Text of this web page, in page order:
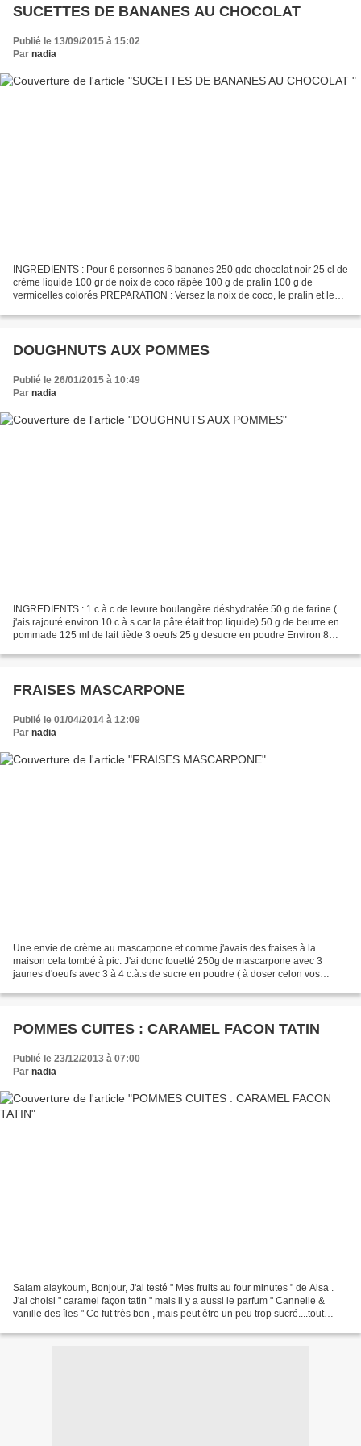
SUCETTES DE BANANES AU CHOCOLAT
Publié le 13/09/2015 à 15:02
Par nadia
INGREDIENTS : Pour 6 personnes 6 bananes 250 gde chocolat noir 25 cl de
crème liquide 100 gr de noix de coco râpée 100 g de pralin 100 g de
vermicelles colorés PREPARATION : Versez la noix de coco, le pralin et les
DOUGHNUTS AUX POMMES
Publié le 26/01/2015 à 10:49
Par nadia
INGREDIENTS : 1 c.à.c de levure boulangère déshydratée 50 g de farine (
j'ais rajouté environ 10 c.à.s car la pâte était trop liquide) 50 g de beurre en
pommade 125 ml de lait tiède 3 oeufs 25 g desucre en poudre Environ 8
FRAISES MASCARPONE
Publié le 01/04/2014 à 12:09
Par nadia
Une envie de crème au mascarpone et comme j'avais des fraises à la
maison cela tombé à pic. J'ai donc fouetté 250g de mascarpone avec 3
jaunes d'oeufs avec 3 à 4 c.à.s de sucre en poudre ( à doser celon vos
POMMES CUITES : CARAMEL FACON TATIN
Publié le 23/12/2013 à 07:00
Par nadia
Salam alaykoum, Bonjour, J'ai testé " Mes fruits au four minutes " de Alsa .
J'ai choisi " caramel façon tatin " mais il y a aussi le parfum " Cannelle &
vanille des îles " Ce fut très bon , mais peut être un peu trop sucré....tout